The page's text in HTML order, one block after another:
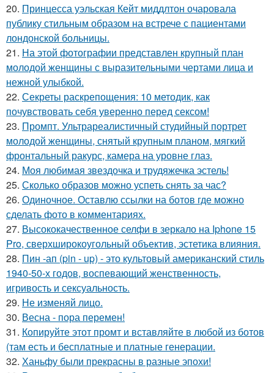
20. Принцесса уэльская Кейт миддлтон очаровала
публику стильным образом на встрече с пациентами
лондонской больницы.
21. На этой фотографии представлен крупный план
молодой женщины с выразительными чертами лица и
нежной улыбкой.
22. Секреты раскрепощения: 10 методик, как
почувствовать себя уверенно перед сексом!
23. Промпт. Ультрареалистичный студийный портрет
молодой женщины, снятый крупным планом, мягкий
фронтальный ракурс, камера на уровне глаз.
24. Моя любимая звездочка и трудяжечка эстель!
25. Сколько образов можно успеть снять за час?
26. Одиночное. Оставлю ссылки на ботов где можно
сделать фото в комментариях.
27. Высококачественное селфи в зеркало на Iphone 15
Pro, сверхширокоугольный объектив, эстетика влияния.
28. Пин -ап (pin - up) - это культовый американский стиль
1940-50-х годов, воспевающий женственность,
игривость и сексуальность.
29. Не изменяй лицо.
30. Весна - пора перемен!
31. Копируйте этот промт и вставляйте в любой из ботов
(там есть и бесплатные и платные генерации.
32. Ханьфу были прекрасны в разные эпохи!